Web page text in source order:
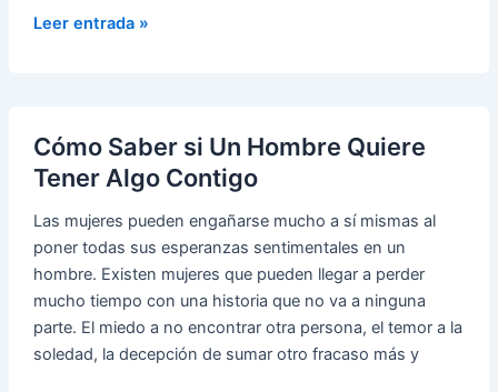
Cinco
Leer entrada »
Cómo Saber si Un Hombre Quiere
Tener Algo Contigo
Las mujeres pueden engañarse mucho a sí mismas al
poner todas sus esperanzas sentimentales en un
hombre. Existen mujeres que pueden llegar a perder
mucho tiempo con una historia que no va a ninguna
parte. El miedo a no encontrar otra persona, el temor a la
soledad, la decepción de sumar otro fracaso más y